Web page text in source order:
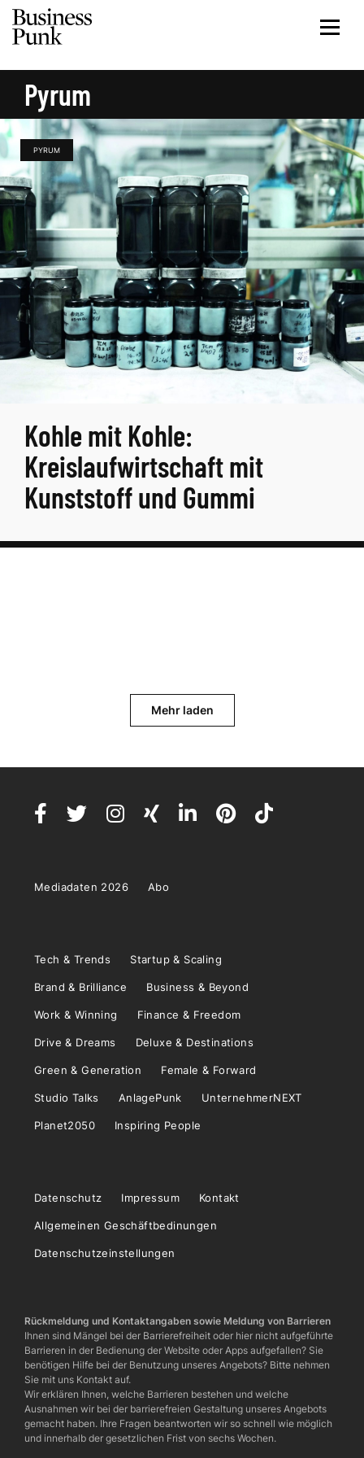
Pyrum
PYRUM
Kohle mit Kohle:
Kreislaufwirtschaft mit
Kunststoff und Gummi
Mehr laden
Mediadaten 2026 Abo
Tech & Trends Startup & Scaling
Brand & Brilliance Business & Beyond
Work & Winning Finance & Freedom
Drive & Dreams Deluxe & Destinations
Green & Generation Female & Forward
Studio Talks AnlagePunk UnternehmerNEXT
Planet2050 Inspiring People
Datenschutz Impressum Kontakt
Allgemeinen Geschäftbedinungen
Datenschutzeinstellungen
Rückmeldung und Kontaktangaben sowie Meldung von Barrieren
Ihnen sind Mängel bei der Barrierefreiheit oder hier nicht aufgeführte
Barrieren in der Bedienung der Website oder Apps aufgefallen? Sie
benötigen Hilfe bei der Benutzung unseres Angebots? Bitte nehmen
Sie mit uns Kontakt auf.
Wir erklären Ihnen, welche Barrieren bestehen und welche
Ausnahmen wir bei der barrierefreien Gestaltung unseres Angebots
gemacht haben. Ihre Fragen beantworten wir so schnell wie möglich
und innerhalb der gesetzlichen Frist von sechs Wochen.